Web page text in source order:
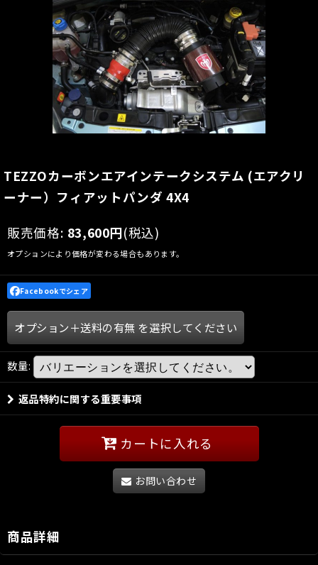
TEZZOカーボンエアインテークシステム (エアクリ
ーナー）フィアットパンダ 4X4
販売価格: 83,600円(税込)
オプションにより価格が変わる場合もあります。
Facebookでシェア
オプション＋送料の有無 を選択してください
数量:
返品特約に関する重要事項
カートに入れる
お問い合わせ
商品詳細